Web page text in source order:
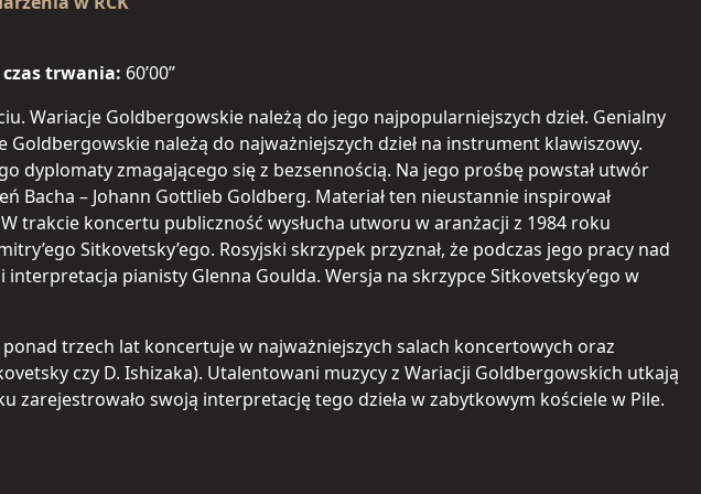
czas trwania: 60’00’’
Wariacje Goldbergowskie należą do jego najpopularniejszych dzieł. Genialny
należą do najważniejszych dzieł na instrument klawiszowy.
dyplomaty zmagającego się z bezsennością. Na jego prośbę powstał utwór
Bacha – Johann Gottlieb Goldberg. Materiał ten nieustannie inspirował
trakcie koncertu publiczność wysłucha utworu w aranżacji z 1984 roku
Sitkovetsky’ego. Rosyjski skrzypek przyznał, że podczas jego pracy nad
pianisty Glenna Goulda. Wersja na skrzypce Sitkovetsky’ego w
trzech lat koncertuje w najważniejszych salach koncertowych oraz
czy D. Ishizaka). Utalentowani muzycy z Wariacji Goldbergowskich utkają
zarejestrowało swoją interpretację tego dzieła w zabytkowym kościele w Pile.